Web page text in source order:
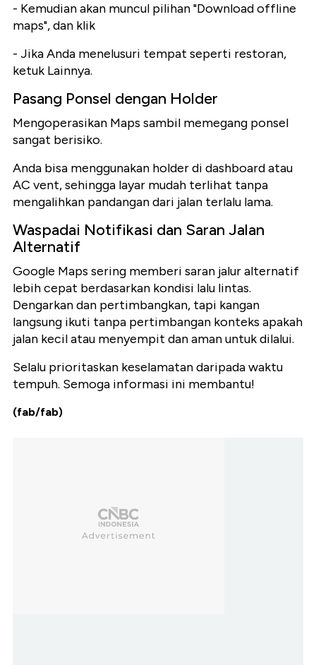
- Kemudian akan muncul pilihan "Download offline
maps", dan klik
- Jika Anda menelusuri tempat seperti restoran,
ketuk Lainnya.
Pasang Ponsel dengan Holder
Mengoperasikan Maps sambil memegang ponsel
sangat berisiko.
Anda bisa menggunakan holder di dashboard atau
AC vent, sehingga layar mudah terlihat tanpa
mengalihkan pandangan dari jalan terlalu lama.
Waspadai Notifikasi dan Saran Jalan
Alternatif
Google Maps sering memberi saran jalur alternatif
lebih cepat berdasarkan kondisi lalu lintas.
Dengarkan dan pertimbangkan, tapi kangan
langsung ikuti tanpa pertimbangan konteks apakah
jalan kecil atau menyempit dan aman untuk dilalui.
Selalu prioritaskan keselamatan daripada waktu
tempuh. Semoga informasi ini membantu!
(fab/fab)